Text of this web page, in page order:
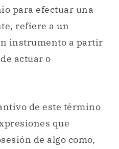
para efectuar una
refiere a un
instrumento a partir
actuar o
de este término
que
de algo como,